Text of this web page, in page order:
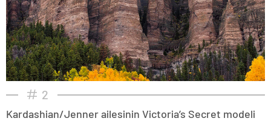
2
Kardashian/Jenner ailesinin Victoria’s Secret modeli